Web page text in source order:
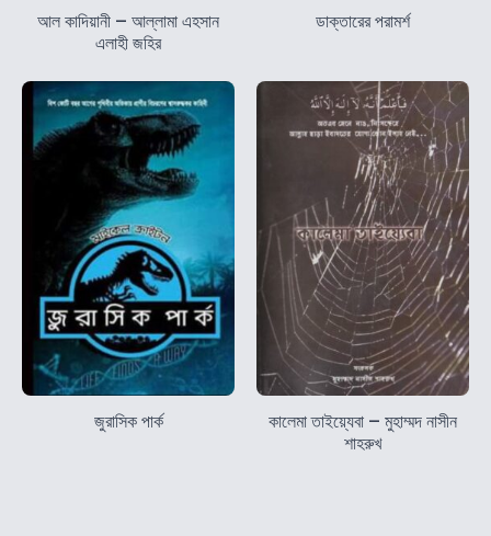
আল কাদিয়ানী – আল্লামা এহসান
এলাহী জহির
ডাক্তারের পরামর্শ
জুরাসিক পার্ক
কালেমা তাইয়্যেবা – মুহাম্মদ নাসীন
শাহরুখ